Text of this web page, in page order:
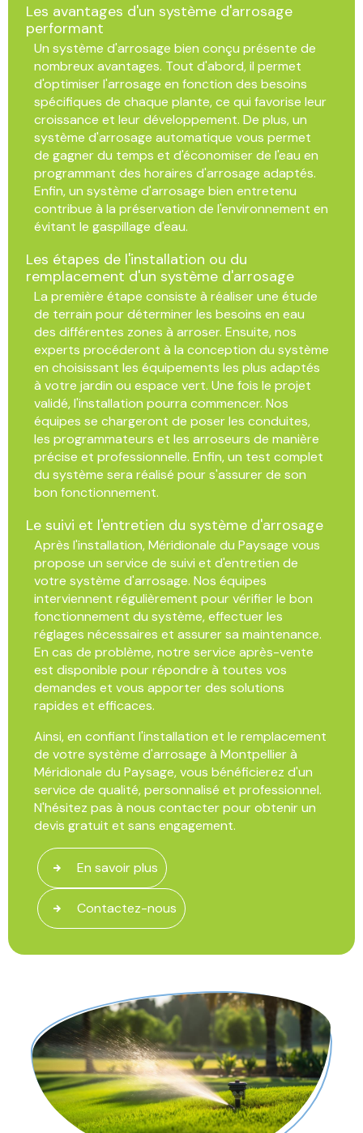
Les avantages d'un système d'arrosage
performant
Un système d'arrosage bien conçu présente de
nombreux avantages. Tout d'abord, il permet
d'optimiser l'arrosage en fonction des besoins
spécifiques de chaque plante, ce qui favorise leur
croissance et leur développement. De plus, un
système d'arrosage automatique vous permet
de gagner du temps et d'économiser de l'eau en
programmant des horaires d'arrosage adaptés.
Enfin, un système d'arrosage bien entretenu
contribue à la préservation de l'environnement en
évitant le gaspillage d'eau.
Les étapes de l'installation ou du
remplacement d'un système d'arrosage
La première étape consiste à réaliser une étude
de terrain pour déterminer les besoins en eau
des différentes zones à arroser. Ensuite, nos
experts procéderont à la conception du système
en choisissant les équipements les plus adaptés
à votre jardin ou espace vert. Une fois le projet
validé, l'installation pourra commencer. Nos
équipes se chargeront de poser les conduites,
les programmateurs et les arroseurs de manière
précise et professionnelle. Enfin, un test complet
du système sera réalisé pour s'assurer de son
bon fonctionnement.
Le suivi et l'entretien du système d'arrosage
Après l'installation, Méridionale du Paysage vous
propose un service de suivi et d'entretien de
votre système d'arrosage. Nos équipes
interviennent régulièrement pour vérifier le bon
fonctionnement du système, effectuer les
réglages nécessaires et assurer sa maintenance.
En cas de problème, notre service après-vente
est disponible pour répondre à toutes vos
demandes et vous apporter des solutions
rapides et efficaces.
Ainsi, en confiant l'installation et le remplacement
de votre système d'arrosage à Montpellier à
Méridionale du Paysage, vous bénéficierez d'un
service de qualité, personnalisé et professionnel.
N'hésitez pas à nous contacter pour obtenir un
devis gratuit et sans engagement.
En savoir plus
Contactez-nous